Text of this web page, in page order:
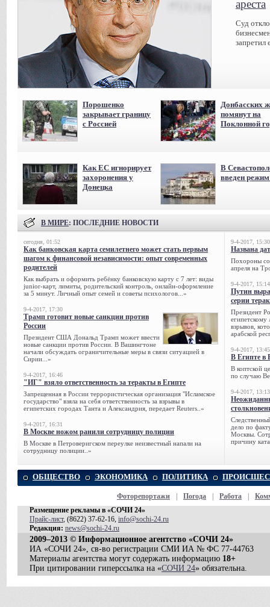
ареста
Суд
запретил
Порошенко
закрывает границу
с Россией
Донбасских
помянут на
Поклонной
Как ЕС игнорирует
захоронения у
Донецка
В
введен
В МИРЕ: ПОСЛЕДНИЕ НОВОСТИ
сегодня, 01:52
Как банковская карта семилетнего может стать первым
шагом к финансовой независимости: опыт современных
родителей
Как выбрать и оформить ребёнку банковскую карту с 7 лет: виды
junior-карт, лимиты, родительский контроль, онлайн-оформление
за 5 минут. Личный опыт семей и советы психологов...»
9-4-2017, 17:30
Трамп готовит новые санкции против
России
Президент США Дональд Трамп может ввести
новые санкции против России. В Вашингтоне
начали обсуждать ограничительные меры в связи ситуацией в
Сирии...»
9-4-2017, 16:46
"ИГ" взяло ответственность за теракты в Египте
Запрещенная в России террористическая организация "Исламское
государство" взяла на себя ответственность за взрывы в
египетских городах Танта и Александрия, передает Reuters..»
9-4-2017, 16:31
В Москве ножом ранили сотрудницу полиции
В Москве в Петроверигском переулке неизвестный напали на
сотрудницу полиции..»
9-4-2017, 15:30
Названа
Похороны
апреля на
9-4-2017, 15:14
Путин
серии
Президент
египетскому
взрывов,
арабской
9-4-2017, 13:45
В Египте в
В коптской
по случаю
9-4-2017, 13:13
дело по
Москвы.
причину
ОБЩЕСТВО ЭКОНОМИКА ПОЛИТИКА
Фоторепортажи Погода Работа
Размещение рекламы в «СОЧИ 24»
Прайс-лист, (8622) 37-62-16, info@sochi-24.ru
Редакция: news@sochi-24.ru
2009–2013 © Информационное агентство «СОЧИ 24»
ИА «СОЧИ 24», св-во регистрации СМИ ИА № ФС 77-44763
Материалы агентства могут содержать информацию 18+
При цитировании гиперссылка на «СОЧИ 24» обязательна.